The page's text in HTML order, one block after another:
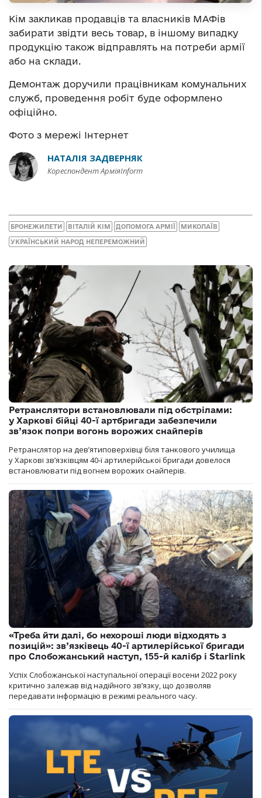
Кім закликав продавців та власників МАФів
забирати звідти весь товар, в іншому випадку
продукцію також відправлять на потреби армії
або на склади.
Демонтаж доручили працівникам комунальних
служб, проведення робіт буде оформлено
офіційно.
Фото з мережі Інтернет
НАТАЛІЯ ЗАДВЕРНЯК
Кореспондент АрміяInform
БРОНЕЖИЛЕТИ ВІТАЛІЙ КІМ ДОПОМОГА АРМІЇ МИКОЛАЇВ
УКРАЇНСЬКИЙ НАРОД НЕПЕРЕМОЖНИЙ
Ретранслятори встановлювали під обстрілами:
у Харкові бійці 40-ї артбригади забезпечили
зв’язок попри вогонь ворожих снайперів
Ретранслятор на дев’ятиповерхівці біля танкового училища
у Харкові зв’язківцям 40-ї артилерійської бригади довелося
встановлювати під вогнем ворожих снайперів.
«Треба йти далі, бо нехороші люди відходять з
позицій»: зв’язківець 40-ї артилерійської бригади
про Слобожанський наступ, 155-й калібр і Starlink
Успіх Слобожанської наступальної операції восени 2022 року
критично залежав від надійного зв’язку, що дозволяв
передавати інформацію в режимі реального часу.